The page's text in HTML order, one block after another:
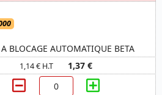
BLOCAGE AUTOMATIQUE BETA
1,14 € H.T 1,37 €